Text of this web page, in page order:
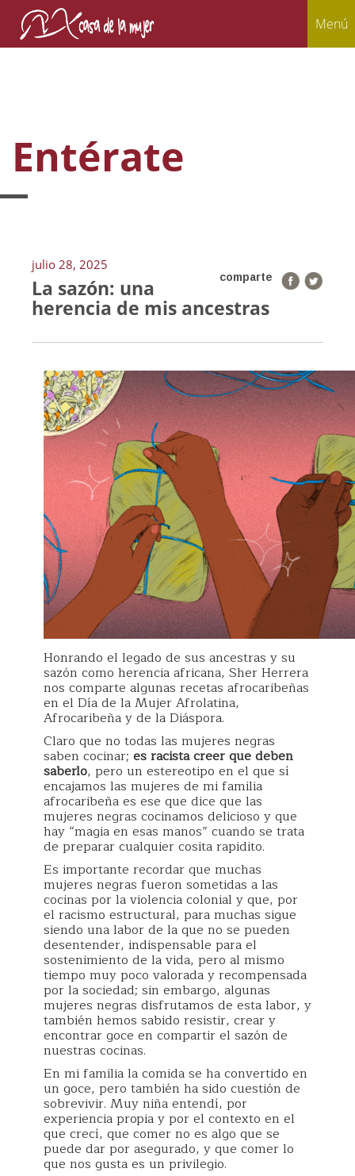
Menú
Entérate
julio 28, 2025
comparte
La sazón: una
herencia de mis ancestras
Honrando el legado de sus ancestras y su
sazón como herencia africana, Sher Herrera
nos comparte algunas recetas afrocaribeñas
en el Día de la Mujer Afrolatina,
Afrocaribeña y de la Diáspora.
Claro que no todas las mujeres negras
saben cocinar; es racista creer que deben
saberlo, pero un estereotipo en el que sí
encajamos las mujeres de mi familia
afrocaribeña es ese que dice que las
mujeres negras cocinamos delicioso y que
hay “magia en esas manos” cuando se trata
de preparar cualquier cosita rapidito.
Es importante recordar que muchas
mujeres negras fueron sometidas a las
cocinas por la violencia colonial y que, por
el racismo estructural, para muchas sigue
siendo una labor de la que no se pueden
desentender, indispensable para el
sostenimiento de la vida, pero al mismo
tiempo muy poco valorada y recompensada
por la sociedad; sin embargo, algunas
mujeres negras disfrutamos de esta labor, y
también hemos sabido resistir, crear y
encontrar goce en compartir el sazón de
nuestras cocinas.
En mi familia la comida se ha convertido en
un goce, pero también ha sido cuestión de
sobrevivir. Muy niña entendí, por
experiencia propia y por el contexto en el
que crecí, que comer no es algo que se
puede dar por asegurado, y que comer lo
que nos gusta es un privilegio.